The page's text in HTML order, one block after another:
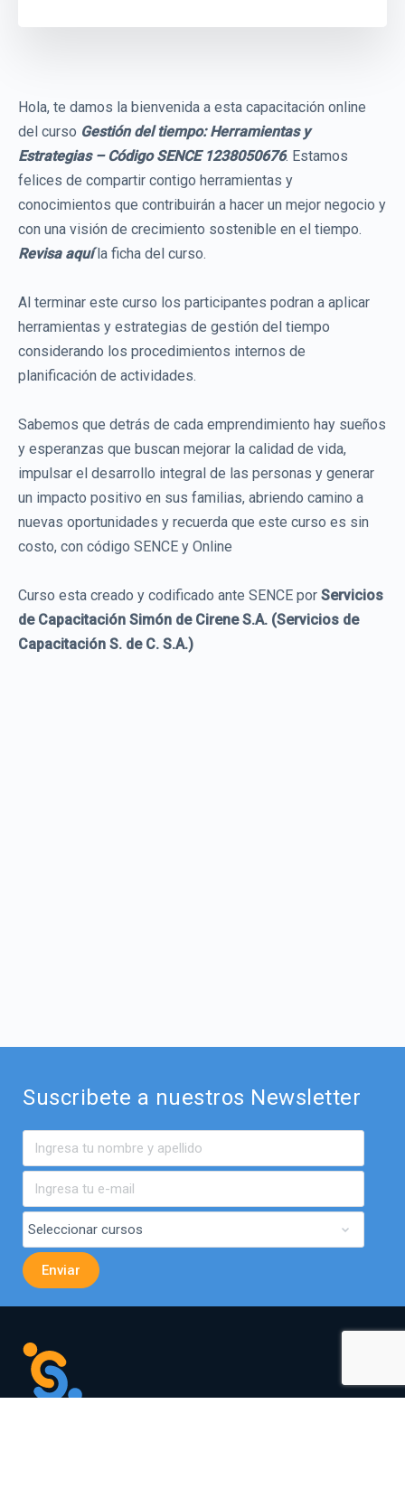
Hola, te damos la bienvenida a esta capacitación online
del curso Gestión del tiempo: Herramientas y
Estrategias – Código SENCE 1238050676. Estamos
felices de compartir contigo herramientas y
conocimientos que contribuirán a hacer un mejor negocio y
con una visión de crecimiento sostenible en el tiempo.
Revisa aquí la ficha del curso.
Al terminar este curso los participantes podran a aplicar
herramientas y estrategias de gestión del tiempo
considerando los procedimientos internos de
planificación de actividades.
Sabemos que detrás de cada emprendimiento hay sueños
y esperanzas que buscan mejorar la calidad de vida,
impulsar el desarrollo integral de las personas y generar
un impacto positivo en sus familias, abriendo camino a
nuevas oportunidades y recuerda que este curso es sin
costo, con código SENCE y Online
Curso esta creado y codificado ante SENCE por Servicios
de Capacitación Simón de Cirene S.A. (Servicios de
Capacitación S. de C. S.A.)
Suscribete a nuestros Newsletter